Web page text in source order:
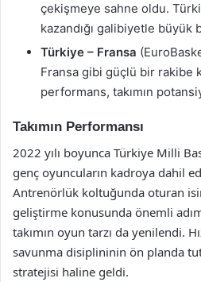
çekişmeye sahne oldu.
kazandığı galibiyetle büyük
Türkiye – Fransa
Fransa gibi güçlü bir rakibe
performans, takımın
Takımın Performansı
2022 yılı boyunca Türkiye Milli
genç oyuncuların kadroya dahil
Antrenörlük koltuğunda oturan
geliştirme konusunda önemli
takımın oyun tarzı da yenilendi.
savunma disiplininin ön planda
stratejisi haline geldi.